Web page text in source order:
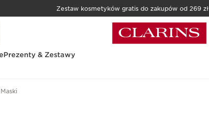
Zestaw kosmetyków gratis do zakupów od 269 zł
Prezenty & Zestawy
Maski